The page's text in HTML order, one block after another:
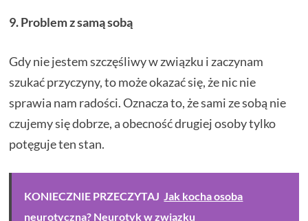
9. Problem z samą sobą
Gdy nie jestem szczęśliwy w związku i zaczynam
szukać przyczyny, to może okazać się, że nic nie
sprawia nam radości. Oznacza to, że sami ze sobą nie
czujemy się dobrze, a obecność drugiej osoby tylko
potęguje ten stan.
KONIECZNIE PRZECZYTAJ Jak kocha osoba
neurotyczna? Neurotyk w związku